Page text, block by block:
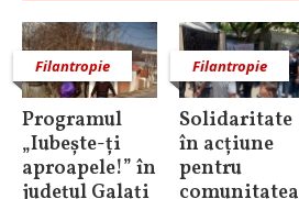
Filantropie
Programul
„Iubește-ți
aproapele!” în
județul Galați
Filantropie
Solidaritate
în acțiune
pentru
comunitatea